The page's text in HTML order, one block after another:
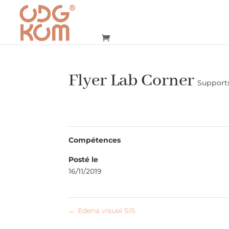
Flyer Lab Corner
Compétences
Posté le
16/11/2019
← Edena visuel SIS